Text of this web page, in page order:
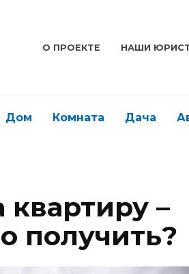
О ПРОЕКТЕ НАШИ
Дом Комната Дача
квартиру –
получить?